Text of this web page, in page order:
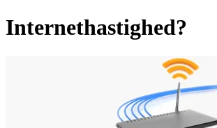
Internethastighed?